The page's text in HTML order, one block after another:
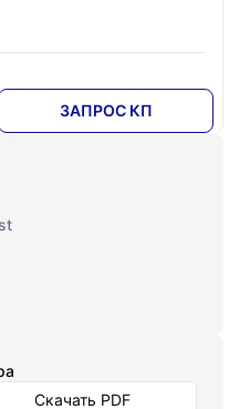
ЗАПРОС КП
Скачать PDF